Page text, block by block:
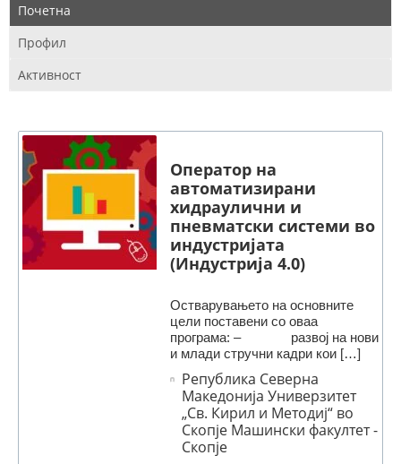
Почетна
Профил
Активност
Оператор на
автоматизирани
хидраулични и
пневматски системи во
индустријата
(Индустрија 4.0)
Остварувањето на основните
цели поставени со оваа
програма: – развој на нови
и млади стручни кадри кои […]
Република Северна
Македонија Универзитет
„Св. Кирил и Методиј“ во
Скопје Машински факултет -
Скопје